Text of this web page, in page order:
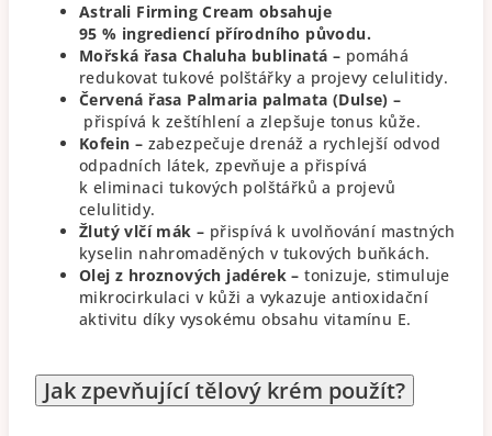
Astrali Firming Cream obsahuje
95 % ingrediencí přírodního původu.
Mořská řasa Chaluha bublinatá – pomáhá
redukovat tukové polštářky a projevy celulitidy.
Červená řasa Palmaria palmata (Dulse) –
přispívá k zeštíhlení a zlepšuje tonus kůže.
Kofein – zabezpečuje drenáž a rychlejší odvod
odpadních látek, zpevňuje a přispívá
k eliminaci tukových polštářků a projevů
celulitidy.
Žlutý vlčí mák – přispívá k uvolňování mastných
kyselin nahromaděných v tukových buňkách.
Olej z hroznových jadérek – tonizuje, stimuluje
mikrocirkulaci v kůži a vykazuje antioxidační
aktivitu díky vysokému obsahu vitamínu E.
Jak zpevňující tělový krém použít?